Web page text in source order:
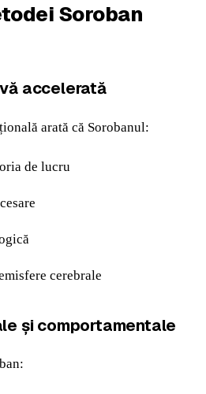
Soroban
accelerată
arată că Sorobanul:
de lucru
cerebrale
și comportamentale